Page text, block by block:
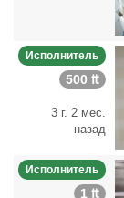
Исполнитель
500 ₶
3 г. 2 мес.
назад
Исполнитель
1 ₶